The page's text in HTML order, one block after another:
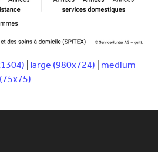
large (980x724)
medium